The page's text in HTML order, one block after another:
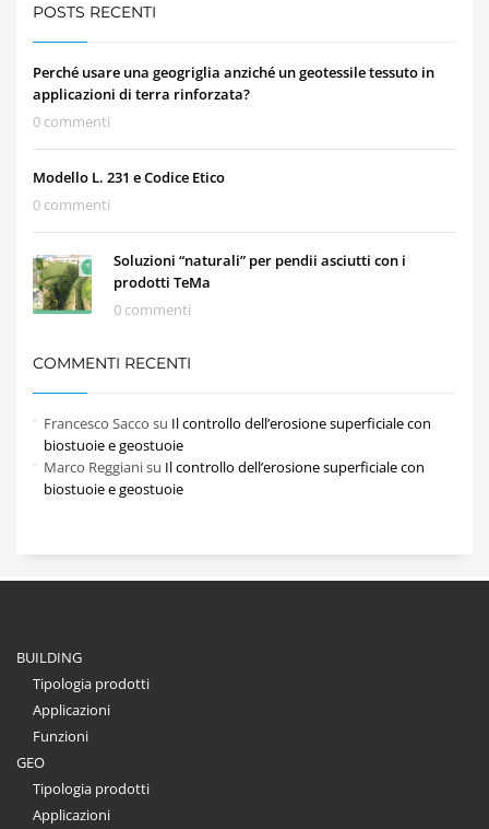
POSTS RECENTI
Perché usare una geogriglia anziché un geotessile tessuto in
applicazioni di terra rinforzata?
0 commenti
Modello L. 231 e Codice Etico
0 commenti
Soluzioni “naturali” per pendii asciutti con i
prodotti TeMa
0 commenti
COMMENTI RECENTI
Francesco Sacco su Il controllo dell’erosione superficiale con
biostuoie e geostuoie
Marco Reggianisu Il controllo dell’erosione superficiale con
biostuoie e geostuoie
BUILDING
Tipologia prodotti
Applicazioni
Funzioni
GEO
Tipologia prodotti
Applicazioni